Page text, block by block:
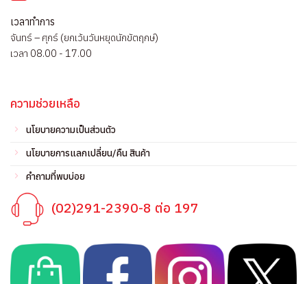
เวลาทำการ
จันทร์ – ศุกร์ (ยกเว้นวันหยุดนักขัตฤกษ์)
เวลา 08.00 - 17.00
ความช่วยเหลือ
นโยบายความเป็นส่วนตัว
นโยบายการแลกเปลี่ยน/คืน สินค้า
คำถามที่พบบ่อย
(02)291-2390-8 ต่อ 197